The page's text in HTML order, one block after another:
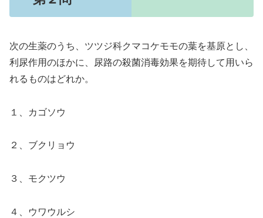
次の生薬のうち、ツツジ科クマコケモモの葉を基原とし、
利尿作用のほかに、尿路の殺菌消毒効果を期待して用いら
れるものはどれか。
１、カゴソウ
２、ブクリョウ
３、モクツウ
４、ウワウルシ